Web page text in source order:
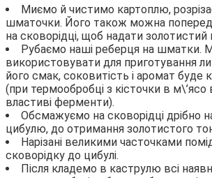
Миємо й чистимо картоплю,
шматочки. Його також можна
на сковорідці, щоб надати золотистий
Рубаємо наші реберця на шматки.
використовувати для приготування
його смак, соковитість і аромат буде
(при термообробці з кісточки в м\’ясо
властиві ферменти).
Обсмажуємо на сковорідці дрібно
цибулю, до отримання золотистого
Нарізані великими часточками
сковорідку до цибулі.
Після кладемо в каструлю всі